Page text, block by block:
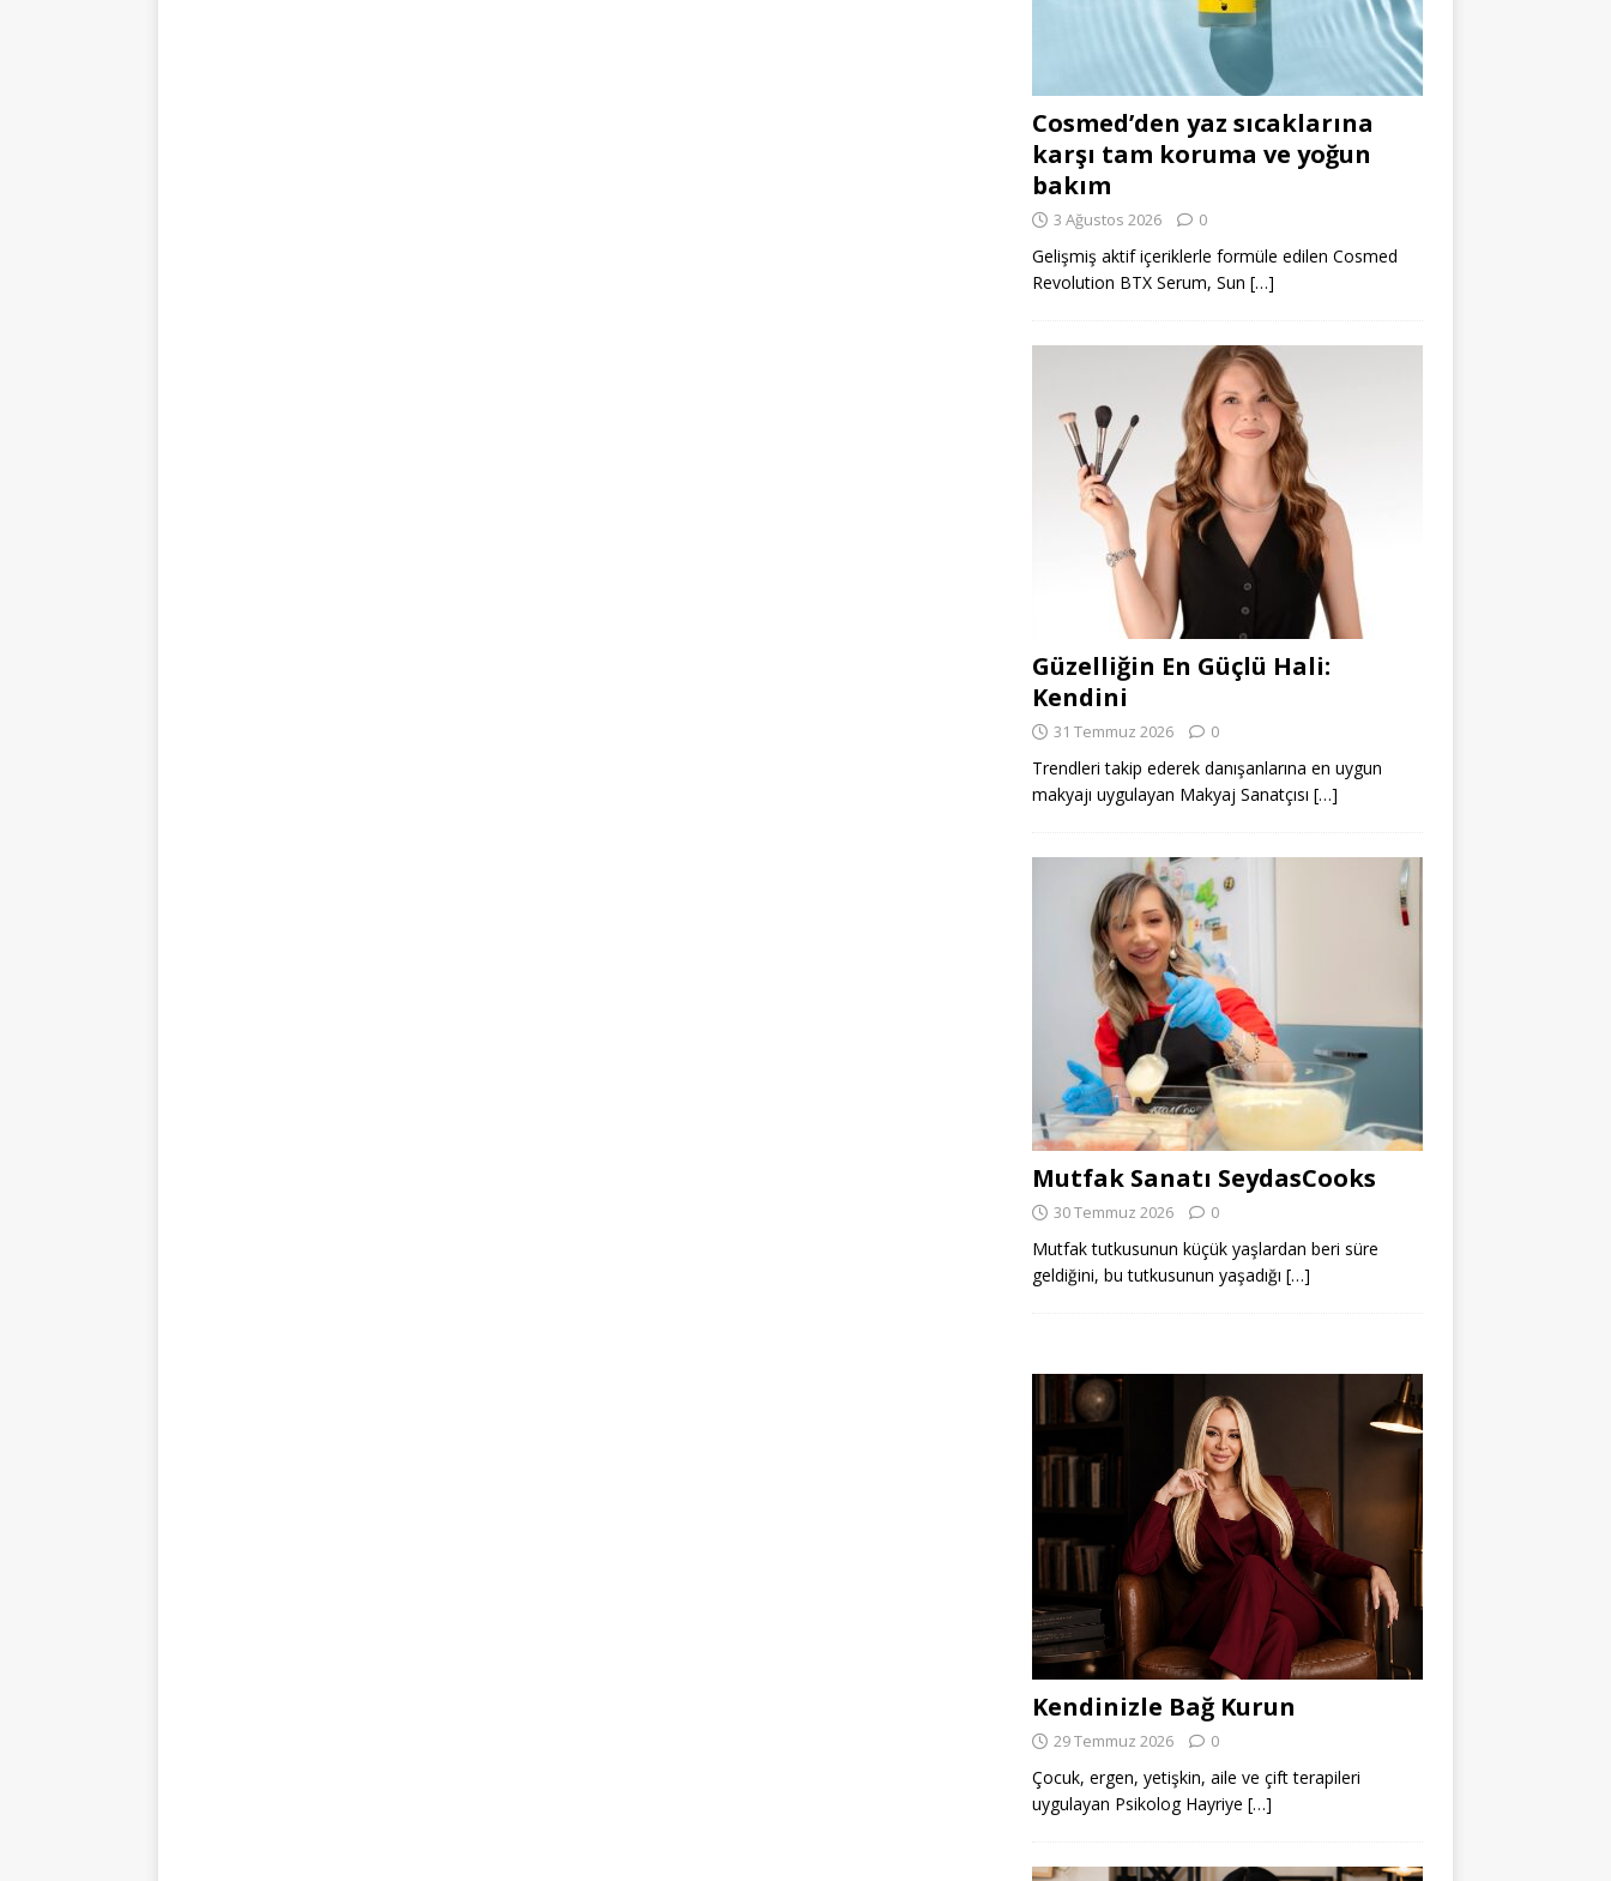
Cosmed’den yaz sıcaklarına
karşı tam koruma ve yoğun
bakım
3 Ağustos 2026 0
Gelişmiş aktif içeriklerle formüle edilen Cosmed
Revolution BTX Serum, Sun […]
Güzelliğin En Güçlü Hali:
Kendini
31 Temmuz 2026 0
Trendleri takip ederek danışanlarına en uygun
makyajı uygulayan Makyaj Sanatçısı […]
Mutfak Sanatı SeydasCooks
30 Temmuz 2026 0
Mutfak tutkusunun küçük yaşlardan beri süre
geldiğini, bu tutkusunun yaşadığı […]
Kendinizle Bağ Kurun
29 Temmuz 2026 0
Çocuk, ergen, yetişkin, aile ve çift terapileri
uygulayan Psikolog Hayriye […]